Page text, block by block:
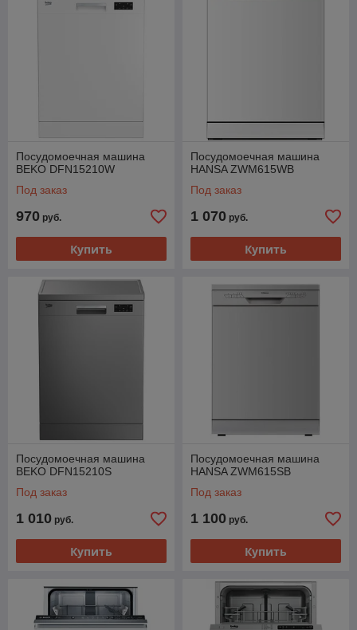
Посудомоечная машина
BEKO DFN15210W
Под заказ
970 руб.
Купить
Посудомоечная машина
HANSA ZWM615WB
Под заказ
1 070 руб.
Купить
Посудомоечная машина
BEKO DFN15210S
Под заказ
1 010 руб.
Купить
Посудомоечная машина
HANSA ZWM615SB
Под заказ
1 100 руб.
Купить